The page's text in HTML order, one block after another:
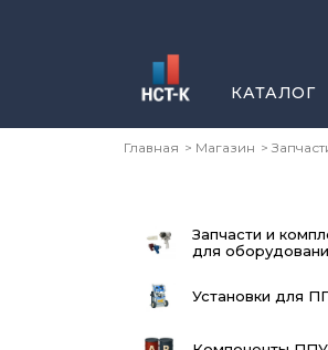
КАТАЛОГ
Главная Магазин
Запчасти и
для
Установки для